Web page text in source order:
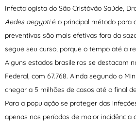
Infectologista do São Cristóvão Saúde,
Aedes aegyptié o principal método para
preventivas são mais efetivas fora da
segue seu curso, porque o tempo até a
Alguns estados brasileiros se destacam
Federal, com 67.768. Ainda segundo o
chegar a 5 milhões de casos até o final
Para a população se proteger das
apenas nos períodos de maior incidência